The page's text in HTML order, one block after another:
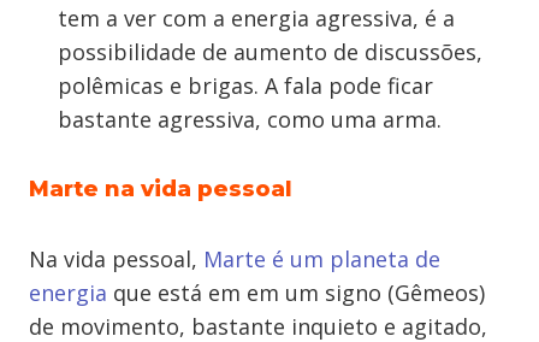
tem a ver com a energia agressiva, é a
possibilidade de aumento de discussões,
polêmicas e brigas. A fala pode ficar
bastante agressiva, como uma arma.
Marte na vida pessoal
Na vida pessoal, Marte é um planeta de
energia que está em em um signo (Gêmeos)
de movimento, bastante inquieto e agitado,